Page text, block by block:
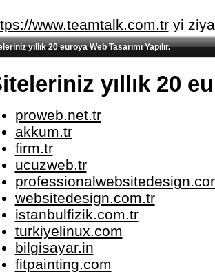
www.teamtalk.com.tryi
yıllık 20 euroya Web Tasarımı Yapılır.
yıllık 20
proweb.net.tr
akkum.tr
firm.tr
ucuzweb.tr
websitedesign.com.tr
istanbulfizik.com.tr
turkiyelinux.com
bilgisayar.in
fitpainting.com